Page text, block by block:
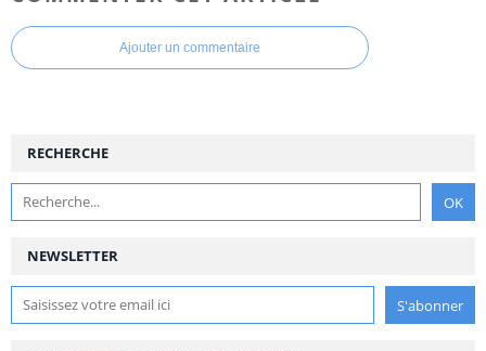
Ajouter un commentaire
NEWSLETTER
RECHERCHE